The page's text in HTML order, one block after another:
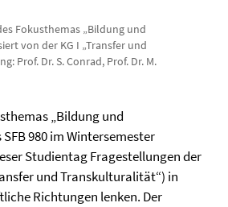
Fokusthemas „Bildung und
von der KG I „Transfer und
Prof. Dr. S. Conrad, Prof. Dr. M.
„Bildung und
980 im Wintersemester
Studientag Fragestellungen der
und Transkulturalität“) in
Richtungen lenken. Der